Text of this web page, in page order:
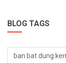
BLOG TAGS
ban bat dung